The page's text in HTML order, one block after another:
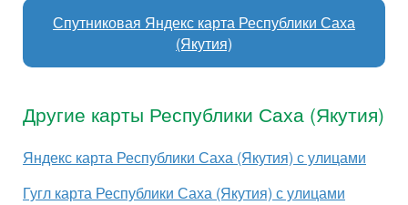
Спутниковая Яндекс карта Республики Саха
(Якутия)
Другие карты Республики Саха (Якутия)
Яндекс карта Республики Саха (Якутия) с улицами
Гугл карта Республики Саха (Якутия) с улицами